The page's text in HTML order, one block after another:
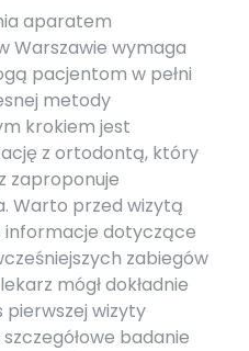
aparatem
Warszawie wymaga
pacjentom w pełni
metody
krokiem jest
z ortodontą, który
zaproponuje
Warto przed wizytą
informacje dotyczące
zabiegów
mógł dokładnie
pierwszej wizyty
badanie